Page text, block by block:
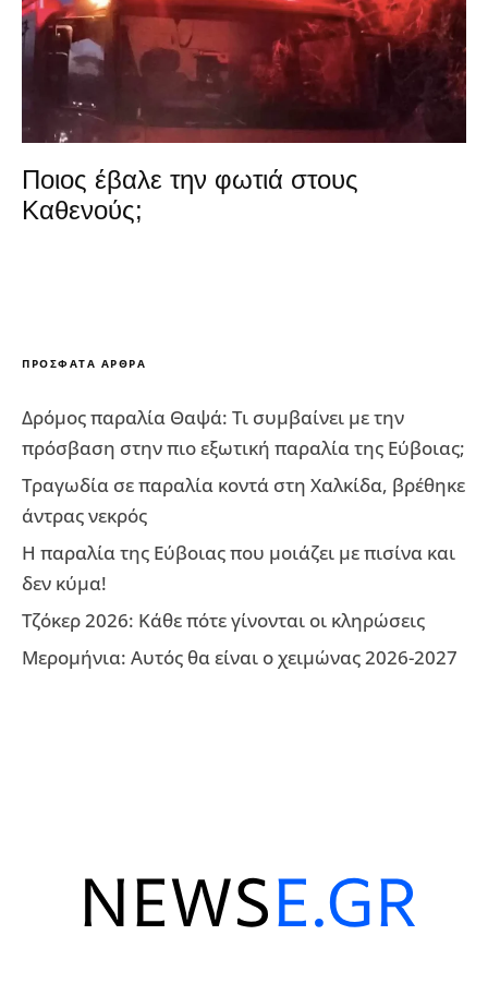
Ποιος έβαλε την φωτιά στους
Καθενούς;
ΠΡΌΣΦΑΤΑ ΆΡΘΡΑ
Δρόμος παραλία Θαψά: Τι συμβαίνει με την
πρόσβαση στην πιο εξωτική παραλία της Εύβοιας;
Τραγωδία σε παραλία κοντά στη Χαλκίδα, βρέθηκε
άντρας νεκρός
Η παραλία της Εύβοιας που μοιάζει με πισίνα και
δεν κύμα!
Τζόκερ 2026: Κάθε πότε γίνονται οι κληρώσεις
Μερομήνια: Αυτός θα είναι ο χειμώνας 2026-2027